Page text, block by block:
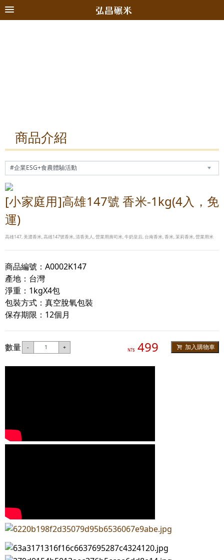
商品介紹
[小家庭用]高雄147號 香米-1kg(4入，免
運)
高雄147, 美濃香米, 高雄147號香米, 清香美人, 營業用壽司米, 牛奶皇后, 台南香米, 香米, 茉莉香米, 營業用米
商品編號：A0002K147
產地：台灣
淨重：1kgX4包
包裝方式：真空脫氧包裝
保存期限：12個月
數量 - + NT$ 499 加入購物車